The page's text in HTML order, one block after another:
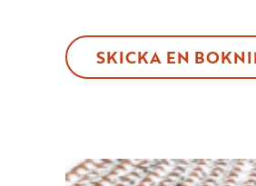
SKICKA EN